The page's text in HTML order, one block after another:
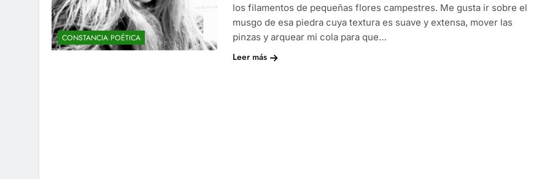
CONSTANCIA POÉTICA
los filamentos de pequeñas flores campestres. Me gusta ir sobre el
musgo de esa piedra cuya textura es suave y extensa, mover las
pinzas y arquear mi cola para que…
Leer más